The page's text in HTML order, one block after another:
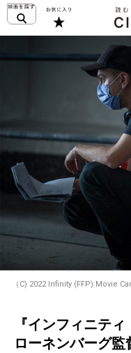
（C) 2022 Infinity (FFP) Movie
『インフィニテ
ローネンバーグ